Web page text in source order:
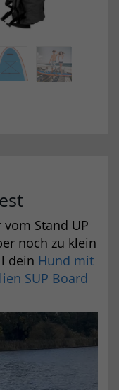
Stand UP
noch zu klein
dein Hund mit
SUP Board